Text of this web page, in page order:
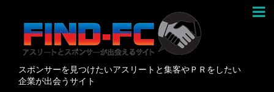
スポンサーを見つけたいアスリートと集客やＰＲをしたい
企業が出会うサイト